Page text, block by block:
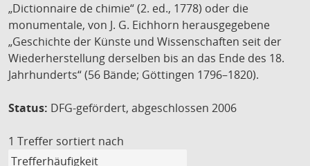
„Dictionnaire de chimie“ (2. ed., 1778) oder die
monumentale, von J. G. Eichhorn herausgegebene
„Geschichte der Künste und Wissenschaften seit der
Wiederherstellung derselben bis an das Ende des 18.
Jahrhunderts“ (56 Bände; Göttingen 1796–1820).
Status: DFG-gefördert, abgeschlossen 2006
1 Treffer sortiert nach